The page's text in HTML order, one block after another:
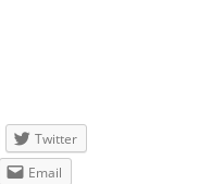
Twitter
Email